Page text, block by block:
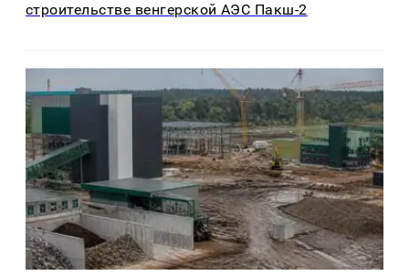
строительстве венгерской АЭС Пакш-2